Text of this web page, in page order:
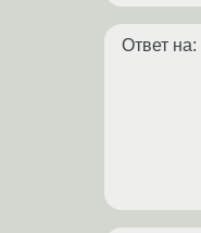
Ответ на: